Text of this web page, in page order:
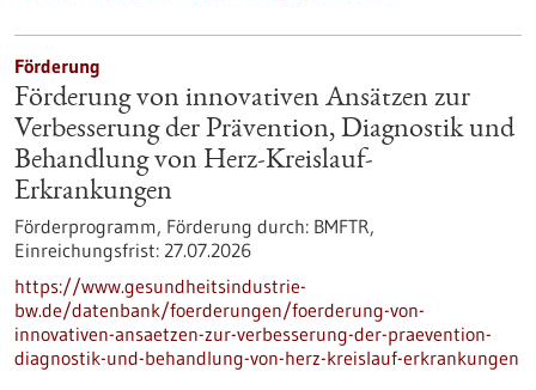
Förderung
Förderung von innovativen Ansätzen zur
Verbesserung der Prävention, Diagnostik und
Behandlung von Herz-Kreislauf-
Erkrankungen
Förderprogramm, Förderung durch: BMFTR,
Einreichungsfrist: 27.07.2026
https://www.gesundheitsindustrie-
bw.de/datenbank/foerderungen/foerderung-von-
innovativen-ansaetzen-zur-verbesserung-der-praevention-
diagnostik-und-behandlung-von-herz-kreislauf-erkrankungen